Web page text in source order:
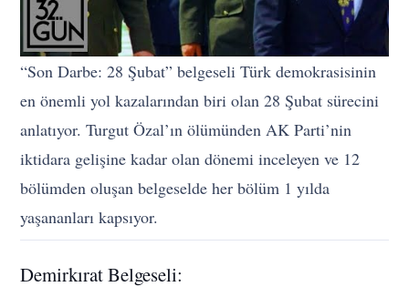
“Son Darbe: 28 Şubat” belgeseli Türk demokrasisinin
en önemli yol kazalarından biri olan 28 Şubat sürecini
anlatıyor. Turgut Özal’ın ölümünden AK Parti’nin
iktidara gelişine kadar olan dönemi inceleyen ve 12
bölümden oluşan belgeselde her bölüm 1 yılda
yaşananları kapsıyor.
Demirkırat Belgeseli: